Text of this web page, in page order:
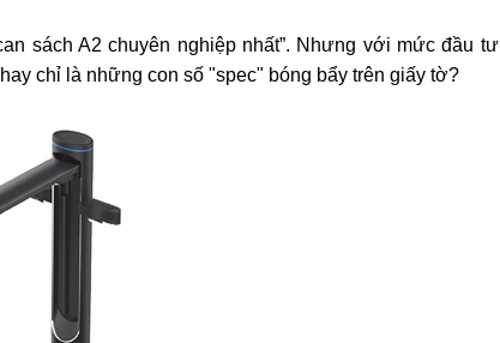
sách A2 chuyên nghiệp nhất”. Nhưng với mức đầu tư
chỉ là những con số "spec" bóng bẩy trên giấy tờ?